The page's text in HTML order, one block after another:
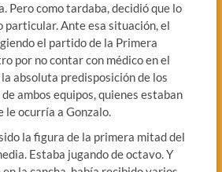
Pero como tardaba, decidió que lo
particular. Ante esa situación, el
el partido de la Primera
por no contar con médico en el
absoluta predisposición de los
ambos equipos, quienes estaban
le ocurría a Gonzalo.
la figura de la primera mitad del
Estaba jugando de octavo. Y